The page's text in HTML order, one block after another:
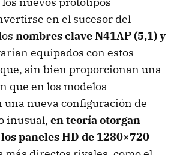
en el sucesor del
nombres clave N41AP (5,1) y
equipados con estos
sin bien proporcionan una
que en los modelos
una nueva configuración de
inusual, en teoría otorgan
paneles HD de 1280×720